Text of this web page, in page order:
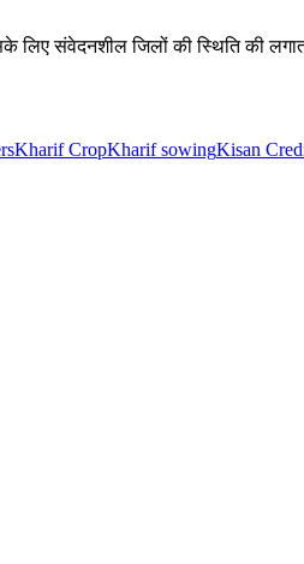
संवेदनशील जिलों की स्थिति की
Kharif CropKharif sowingKisan